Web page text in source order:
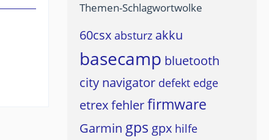
Themen-Schlagwortwolke
60csx absturz akku
basecamp bluetooth
city navigator defekt edge
etrexfehlerfirmware
Garmin gps gpx hilfe